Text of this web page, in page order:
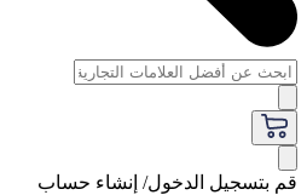
قم بتسجيل الدخول/ إنشاء حساب